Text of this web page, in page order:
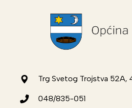
Trg Svetog Trojstva 52A,
048/835-051